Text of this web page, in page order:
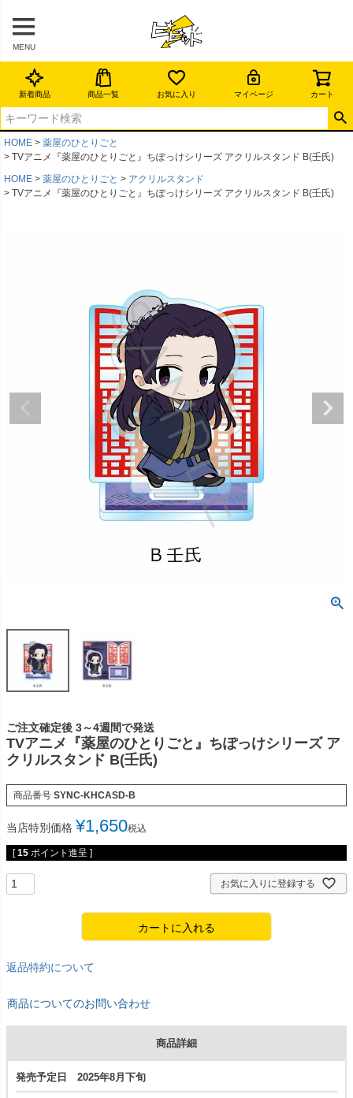
MENU
新着商品 商品一覧 お気に入り マイページ カート
HOME
薬屋のひとりごと
TVアニメ『薬屋のひとりごと』ちぽっけシリーズ アクリルスタンド B(壬氏)
HOME
薬屋のひとりごと
アクリルスタンド
TVアニメ『薬屋のひとりごと』ちぽっけシリーズ アクリルスタンド B(壬氏)
ご注文確定後 3～4週間で発送
TVアニメ『薬屋のひとりごと』ちぽっけシリーズ ア
クリルスタンド B(壬氏)
商品番号 SYNC-KHCASD-B
当店特別価格 ¥1,650税込
[ 15 ポイント進呈 ]
お気に入りに登録する
カートに入れる
返品特約について
商品についてのお問い合わせ
商品詳細
発売予定日 2025年8月下旬